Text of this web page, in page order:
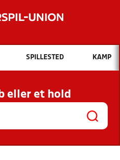
Hvad vil du søge efter?
INDHOLD OG NYHEDER
KLUBBER OG
SPILLESTED KAMP
eller et hold